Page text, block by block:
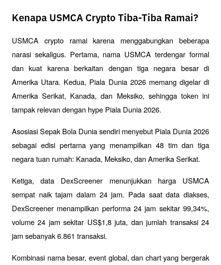
Kenapa USMCA Crypto Tiba-Tiba Ramai?
USMCA crypto ramai karena menggabungkan beberapa
narasi sekaligus. Pertama, nama USMCA terdengar formal
dan kuat karena berkaitan dengan tiga negara besar di
Amerika Utara. Kedua, Piala Dunia 2026 memang digelar di
Amerika Serikat, Kanada, dan Meksiko, sehingga token ini
tampak relevan dengan hype Piala Dunia 2026.
Asosiasi Sepak Bola Dunia sendiri menyebut Piala Dunia 2026
sebagai edisi pertama yang menampilkan 48 tim dan tiga
negara tuan rumah: Kanada, Meksiko, dan Amerika Serikat.
Ketiga, data DexScreener menunjukkan harga USMCA
sempat naik tajam dalam 24 jam. Pada saat data diakses,
DexScreener menampilkan performa 24 jam sekitar 99,34%,
volume 24 jam sekitar US$1,8 juta, dan jumlah transaksi 24
jam sebanyak 6.861 transaksi.
Kombinasi nama besar, event global, dan chart yang bergerak